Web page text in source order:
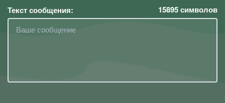
Текст сообщения: 15895символов